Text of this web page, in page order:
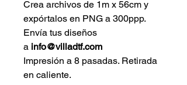
Crea archivos de 1m x 56cm y
expórtalos en PNG a 300ppp.
Envía tus diseños
a info@villadtf.com
Impresión a 8 pasadas. Retirada
en caliente.